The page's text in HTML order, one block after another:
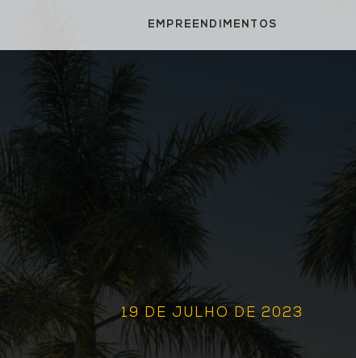
EMPREENDIMENTOS
19 DE JULHO DE 2023